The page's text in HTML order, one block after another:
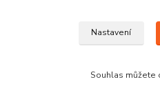
Nastavení
Souhlas můžete